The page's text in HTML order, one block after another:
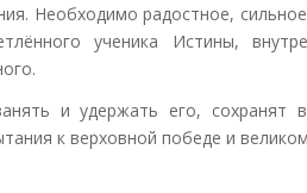
Необходимо радостное,
ученика Истины,
и удержать его, сохранят
к верховной победе и